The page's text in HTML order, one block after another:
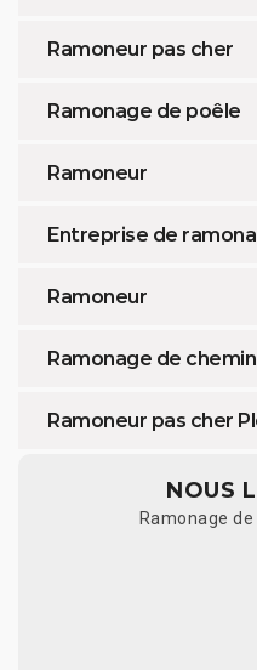
Ramoneur pas cher
Ramonage de poêle
Ramoneur
Entreprise de
Ramoneur
Ramonage de
Ramoneur pas cher
NOUS
Ramonage